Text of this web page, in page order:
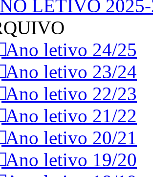
LETIVO
Ano letivo 24/25
Ano letivo 23/24
Ano letivo 22/23
Ano letivo 21/22
Ano letivo 20/21
Ano letivo 19/20